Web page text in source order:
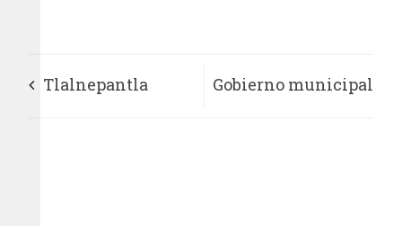
Tlalnepantla Gobierno municipal